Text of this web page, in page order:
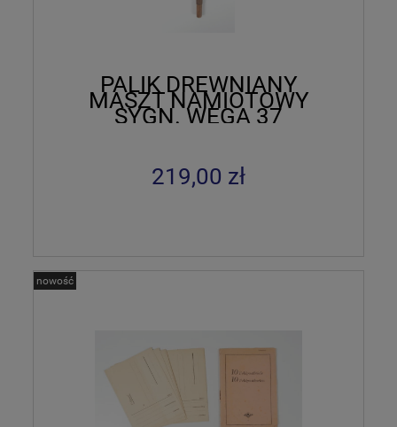
PALIK DREWNIANY
MASZT NAMIOTOWY
SYGN. WEGA 37
219,00 zł
nowość